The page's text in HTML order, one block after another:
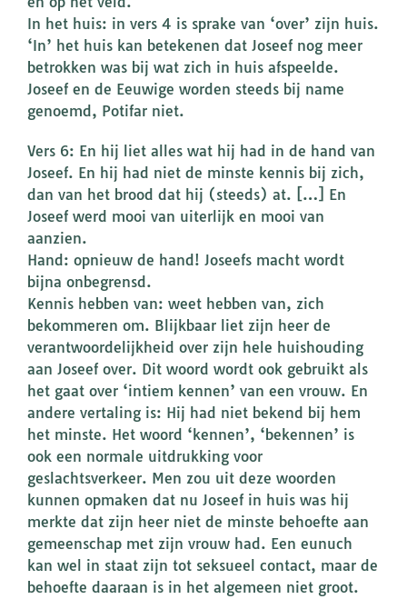
In het huis: in vers 4 is sprake van ‘over’ zijn huis.
‘In’ het huis kan betekenen dat Joseef nog meer
betrokken was bij wat zich in huis afspeelde.
Joseef en de Eeuwige worden steeds bij name
genoemd, Potifar niet.
Vers 6: En hij liet alles wat hij had in de hand van
Joseef. En hij had niet de minste kennis bij zich,
dan van het brood dat hij (steeds) at. […] En
Joseef werd mooi van uiterlijk en mooi van
aanzien.
Hand: opnieuw de hand! Joseefs macht wordt
bijna onbegrensd.
Kennis hebben van: weet hebben van, zich
bekommeren om. Blijkbaar liet zijn heer de
verantwoordelijkheid over zijn hele huishouding
aan Joseef over. Dit woord wordt ook gebruikt als
het gaat over ‘intiem kennen’ van een vrouw. En
andere vertaling is: Hij had niet bekend bij hem
het minste. Het woord ‘kennen’, ‘bekennen’ is
ook een normale uitdrukking voor
geslachtsverkeer. Men zou uit deze woorden
kunnen opmaken dat nu Joseef in huis was hij
merkte dat zijn heer niet de minste behoefte aan
gemeenschap met zijn vrouw had. Een eunuch
kan wel in staat zijn tot seksueel contact, maar de
behoefte daaraan is in het algemeen niet groot.